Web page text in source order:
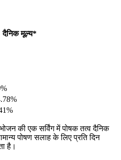
दैनिक मूल्य*
की एक सर्विंग में पोषक तत्व दैनिक
पोषण सलाह के लिए प्रति दिन
है।